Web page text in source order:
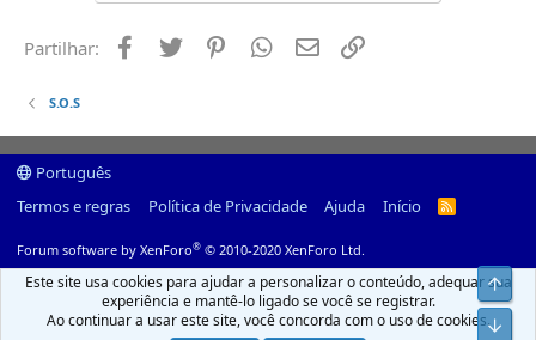
Partilhar: Facebook
Twitter PinterestWhatsapp
Email
S.O.S
Português
Termos e regras
Política de Privacidade Ajuda Início
R
Forum software by XenForo® © 2010-2020 XenForo Ltd.
Este site usa cookies para ajudar a personalizar o conteúdo, adequar sua
experiência e mantê-lo ligado se você se registrar.
Ao continuar a usar este site, você concorda com o uso de cookies.
Top